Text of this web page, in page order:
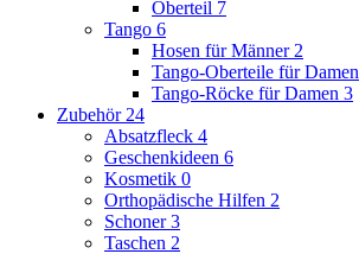
Oberteil 7
Tango 6
Hosen für Männer 2
Tango-Oberteile für Damen
Tango-Röcke für Damen 3
Zubehör 24
Absatzfleck 4
Geschenkideen 6
Kosmetik 0
Orthopädische Hilfen 2
Schoner3
Taschen 2